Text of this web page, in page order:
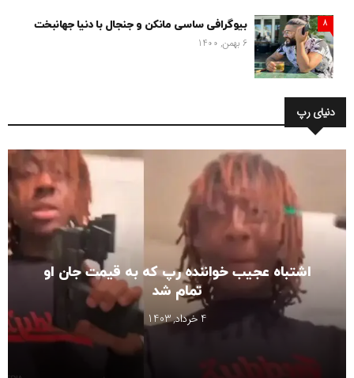
8
بیوگرافی ساسی مانکن و جنجال با دنیا جهانبخت
6 بهمن, 1400
دنیای رپ
اشتباه عجیب خواننده رپ که به قیمت جان او
تمام شد
4 خرداد, 1403